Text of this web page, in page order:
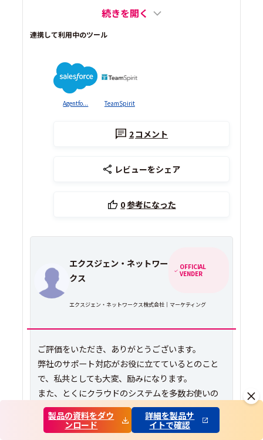
続きを開く
連携して利用中のツール
Agentfo... TeamSpirit
2コメント
レビューをシェア
0参考になった
エクスジェン・ネットワー
クス
OFFICIAL
VENDER
エクスジェン・ネットワークス株式会社｜マーケティング
ご評価をいただき、ありがとうございます。
弊社のサポート対応がお役に立てているとのこと
で、私共としても大変、励みになります。
また、とくにクラウドのシステムを多数お使いの
機関様に生じがちな「ユーザー様自身のパスワー
ド管理負担」の解消にも貢献ができているよう
で、うれしい限りです。
製品の資料をダウ
ンロード
詳細を製品サ
イトで確認